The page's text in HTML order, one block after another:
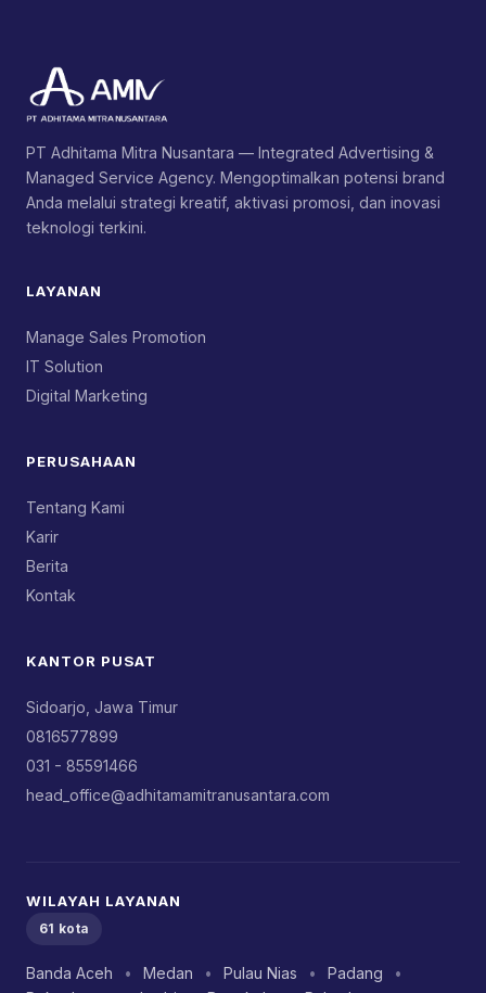
PT Adhitama Mitra Nusantara — Integrated Advertising &
Managed Service Agency. Mengoptimalkan potensi brand
Anda melalui strategi kreatif, aktivasi promosi, dan inovasi
teknologi terkini.
LAYANAN
Manage Sales Promotion
IT Solution
Digital Marketing
PERUSAHAAN
Tentang Kami
Karir
Berita
Kontak
KANTOR PUSAT
Sidoarjo, Jawa Timur
0816577899
031 - 85591466
head_office@adhitamamitranusantara.com
WILAYAH LAYANAN
61 kota
Banda Aceh • Medan • Pulau Nias • Padang
•